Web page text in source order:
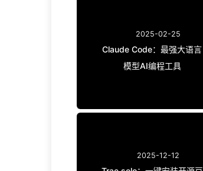
2025-02-25
Claude Code：最强大语言
模型AI编程工具
2025-12-12